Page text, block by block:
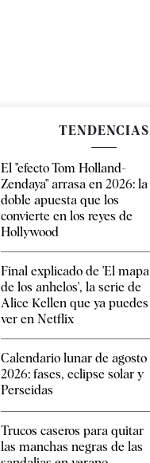
TENDENCIAS
El "efecto Tom Holland-
Zendaya" arrasa en 2026: la
doble apuesta que los
convierte en los reyes de
Hollywood
Final explicado de 'El mapa
de los anhelos', la serie de
Alice Kellen que ya puedes
ver en Netflix
Calendario lunar de agosto
2026: fases, eclipse solar y
Perseidas
Trucos caseros para quitar
las manchas negras de las